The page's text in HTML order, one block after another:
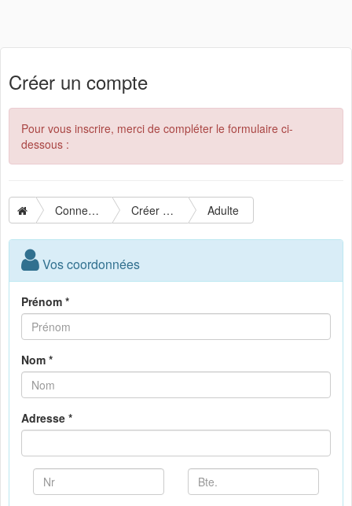
Créer un compte
Pour vous inscrire, merci de compléter le formulaire ci-
dessous :
Connexion Créer un compte Adulte
Vos coordonnées
Prénom *
Nom *
Adresse *